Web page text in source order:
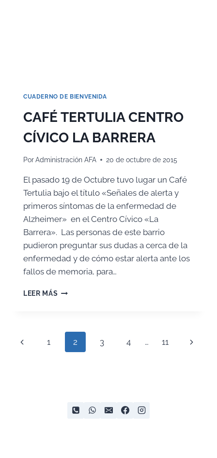
CUADERNO DE BIENVENIDA
CAFÉ TERTULIA CENTRO
CÍVICO LA BARRERA
PorAdministración AFA 20 de octubre de 2015
El pasado 19 de Octubre tuvo lugar un Café
Tertulia bajo el título «Señales de alerta y
primeros síntomas de la enfermedad de
Alzheimer» en el Centro Cívico «La
Barrera». Las personas de este barrio
pudieron preguntar sus dudas a cerca de la
enfermedad y de cómo estar alerta ante los
fallos de memoria, para…
LEER MÁS CAFÉ
LA
BARRERA
Navegación
Página
1 2 3 4 … 11